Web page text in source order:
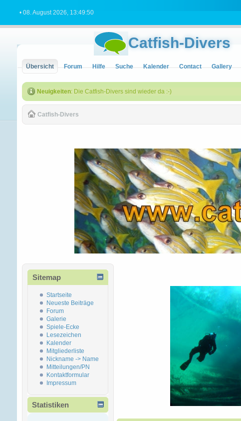
• 08. August 2026, 13:49:50
Catfish-Divers
Übersicht Forum Hilfe Suche Kalender Contact Gallery
Neuigkeiten: Die Catfish-Divers sind wieder da :-)
Catfish-Divers
Sitemap
Startseite
Neueste Beiträge
Forum
Galerie
Spiele-Ecke
Lesezeichen
Kalender
Mitgliederliste
Nickname -> Name
Mitteilungen/PN
Kontaktformular
Impressum
Statistiken